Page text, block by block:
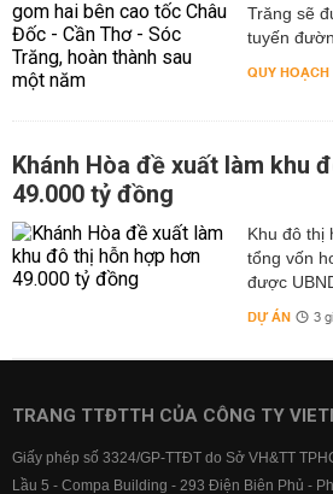
Trăng sẽ
tuyến
QUY HOẠCH
Khánh Hòa đề xuất làm khu
49.000 tỷ đồng
Khu đô thị
tổng vốn
được
DỰ ÁN 3
TRANG TTĐTTH CỦA CÔNG TY
Giấy phép số 3324/GP-TTĐT do Sở VH&TT
Lầu 5 - Compa Building - 293 Điện Biên Phủ -